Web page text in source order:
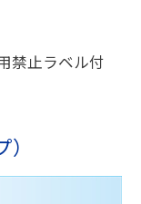
禁止ラベル付